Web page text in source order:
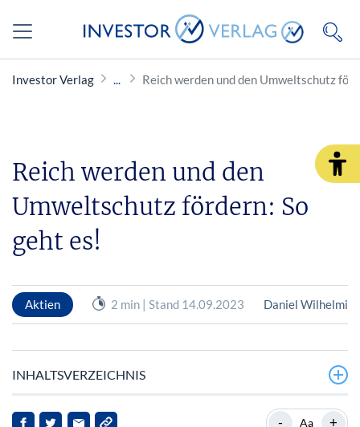
Investor Verlag Reich werden und den Umweltschutz
Reich werden und den
Umweltschutz fördern: So
geht es!
Aktien 2 min | Stand 14.09.2023 Daniel Wilhelmi
INHALTSVERZEICHNIS
Gewinner-Unternehmen ist in vier Umwelt-
- Aa +